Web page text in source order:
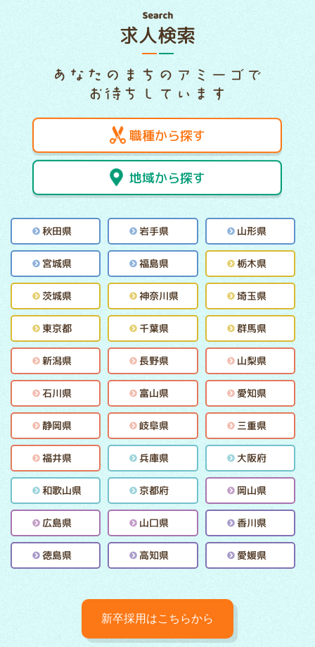
求人検索
職種から探す
地域から探す
秋田県 岩手県 山形県
宮城県 福島県 栃木県
茨城県 神奈川県 埼玉県
東京都 千葉県 群馬県
新潟県 長野県 山梨県
石川県 富山県 愛知県
静岡県 岐阜県 三重県
福井県 兵庫県 大阪府
和歌山県 京都府 岡山県
広島県 山口県 香川県
徳島県 高知県 愛媛県
新卒採用はこちらから